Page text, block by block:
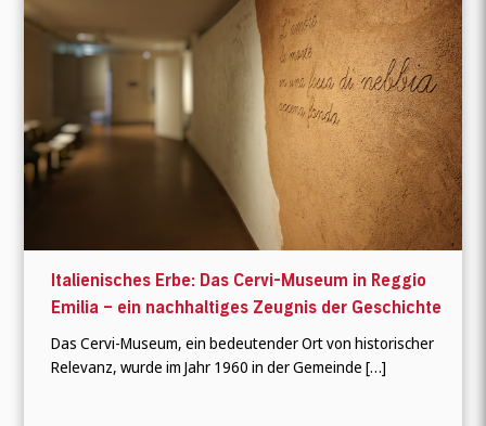
Italienisches Erbe: Das Cervi-Museum in Reggio
Emilia – ein nachhaltiges Zeugnis der Geschichte
Das Cervi-Museum, ein bedeutender Ort von historischer
Relevanz, wurde im Jahr 1960 in der Gemeinde […]